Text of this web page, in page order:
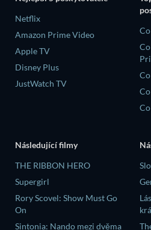
Netflix
Amazon Prime Video
Apple TV
Disney Plus
JustWatch TV
Následující filmy
THE RIBBON HERO
Supergirl
Rory Scovel: Show Must Go
On
Sintonia: Nando mezi dvěma